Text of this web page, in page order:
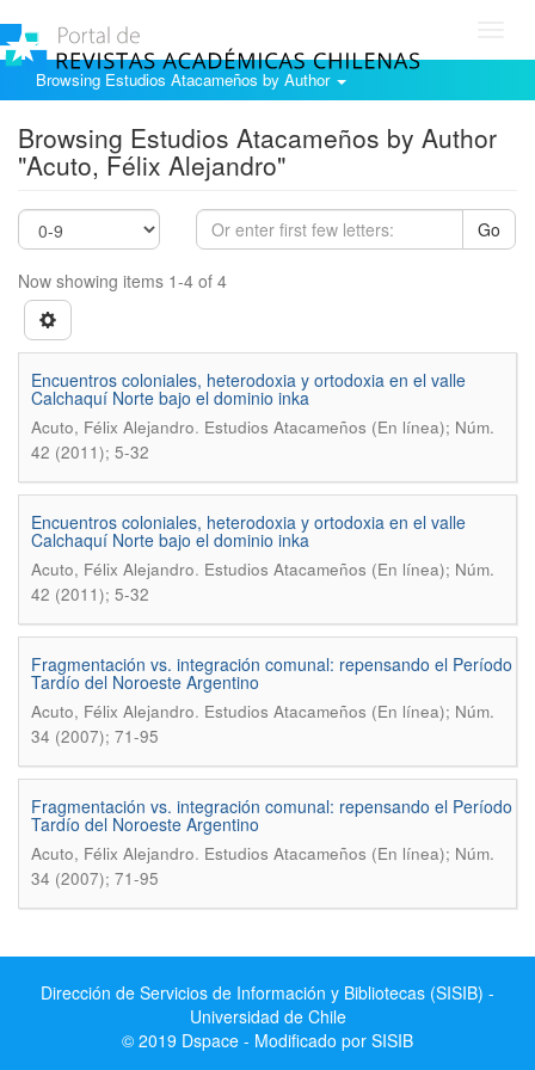
Browsing Estudios Atacameños by Author
Browsing Estudios Atacameños by Author
"Acuto, Félix Alejandro"
Go
Now showing items 1-4 of 4
Encuentros coloniales, heterodoxia y ortodoxia en el valle
Calchaquí Norte bajo el dominio inka
Acuto, Félix Alejandro. Estudios Atacameños (En línea); Núm.
42 (2011); 5-32
Encuentros coloniales, heterodoxia y ortodoxia en el valle
Calchaquí Norte bajo el dominio inka
Acuto, Félix Alejandro. Estudios Atacameños (En línea); Núm.
42 (2011); 5-32
Fragmentación vs. integración comunal: repensando el Período
Tardío del Noroeste Argentino
Acuto, Félix Alejandro. Estudios Atacameños (En línea); Núm.
34 (2007); 71-95
Fragmentación vs. integración comunal: repensando el Período
Tardío del Noroeste Argentino
Acuto, Félix Alejandro. Estudios Atacameños (En línea); Núm.
34 (2007); 71-95
Dirección de Servicios de Información y Bibliotecas (SISIB) -
Universidad de Chile
© 2019 Dspace - Modificado por SISIB